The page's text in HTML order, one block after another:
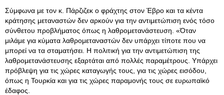
Σύμφωνα με τον κ. Πάρζιζεκ ο φράχτης στον Έβρο και τα κέντα
κράτησης μεταναστών δεν αρκούν για την αντιμετώπιση ενός τόσο
σύνθετου προβλήματος όπως η λαθρομετανάστευση. «Όταν
μιλάμε για κύματα λαθρομεταναστών δεν υπάρχει τίποτε που να
μπορεί να τα σταματήσει. Η πολιτική για την αντιμετώπιση της
λαθρομετανάστευσης εξαρτάται από πολλές παραμέτρους. Υπάρχει
πρόβλεψη για τις χώρες καταγωγής τους, για τις χώρες εισόδου,
όπως η Τουρκία και για τις χώρες παραμονής τους σε ευρωπαϊκό
έδαφος.